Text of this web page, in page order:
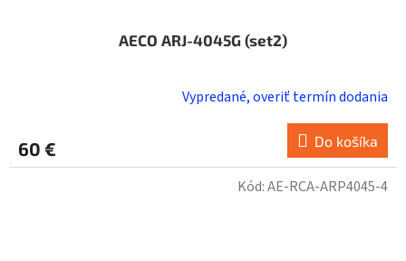
AECO ARJ-4045G (set2)
Vypredané, overiť termín dodania
60 € Do košíka
Kód:AE-RCA-ARP4045-4